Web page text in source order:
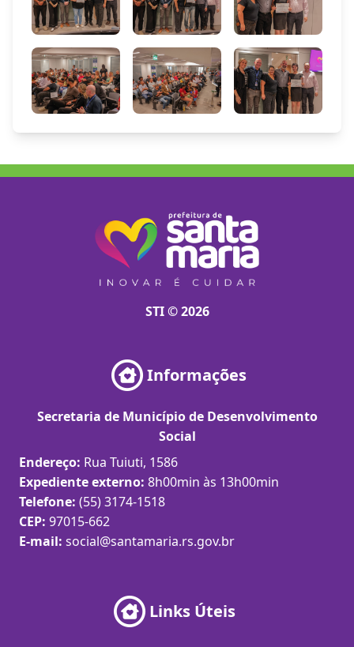
STI © 2026
Informações
Secretaria de Município de Desenvolvimento
Social
Endereço: Rua Tuiuti, 1586
Expediente externo: 8h00min às 13h00min
Telefone: (55) 3174-1518
CEP: 97015-662
E-mail: social@santamaria.rs.gov.br
Links Úteis